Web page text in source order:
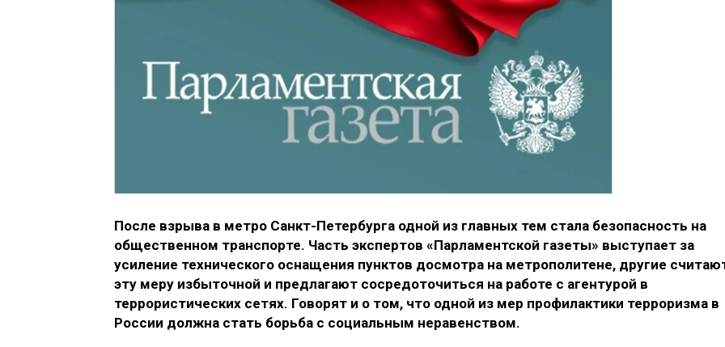
После взрыва в метро Санкт-Петербурга одной из главных тем стала безопасность на
общественном транспорте. Часть экспертов «Парламентской газеты» выступает за
усиление технического оснащения пунктов досмотра на метрополитене, другие
эту меру избыточной и предлагают сосредоточиться на работе с агентурой в
террористических сетях. Говорят и о том, что одной из мер профилактики терроризма в
России должна стать борьба с социальным неравенством.